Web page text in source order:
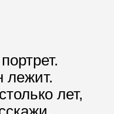
лежит.
лет,